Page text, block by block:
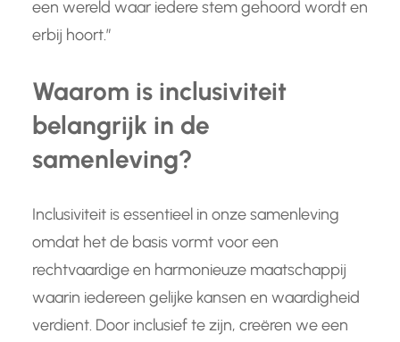
een wereld waar iedere stem gehoord wordt en
erbij hoort.”
Waarom is inclusiviteit
belangrijk in de
samenleving?
Inclusiviteit is essentieel in onze samenleving
omdat het de basis vormt voor een
rechtvaardige en harmonieuze maatschappij
waarin iedereen gelijke kansen en waardigheid
verdient. Door inclusief te zijn, creëren we een